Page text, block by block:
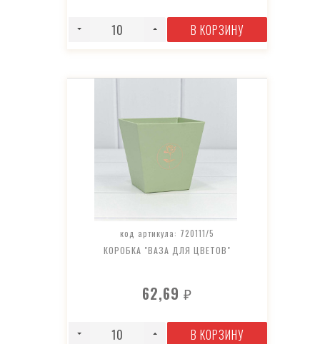
В КОРЗИНУ
код артикула: 720111/5
КОРОБКА "ВАЗА ДЛЯ ЦВЕТОВ"
62,69₽
В КОРЗИНУ